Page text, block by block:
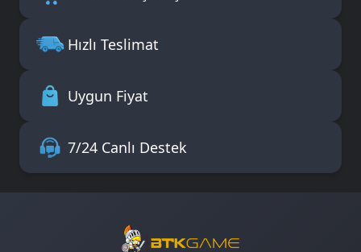
Hızlı Teslimat
Uygun Fiyat
7/24 Canlı Destek